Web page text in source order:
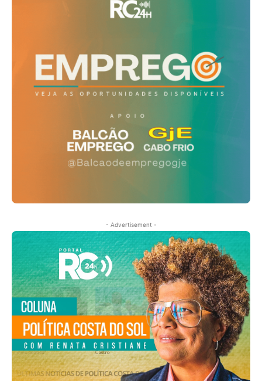
- Advertisement -